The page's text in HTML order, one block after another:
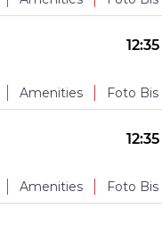
Reclining seat
12:35
Amenities Foto Bis
12:35
Amenities Foto Bis